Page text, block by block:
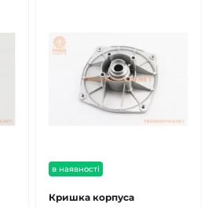
в наявності
Кришка корпуса